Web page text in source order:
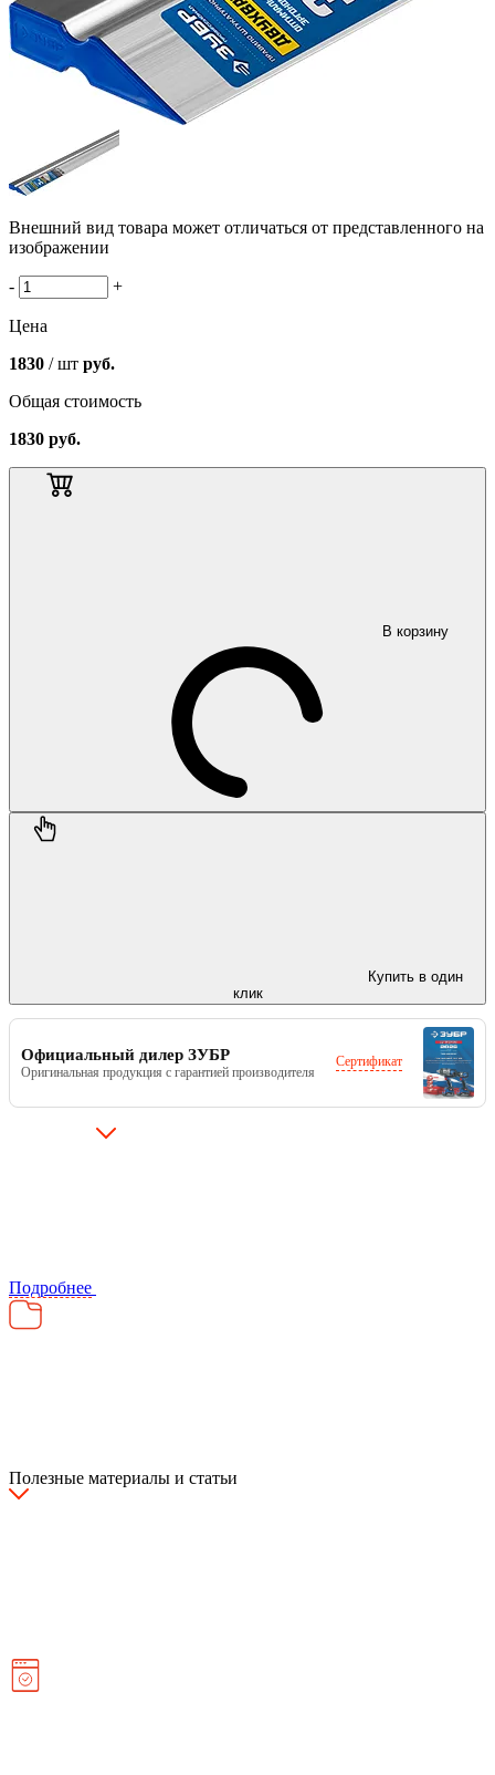
Внешний вид товара может отличаться от представленного на
изображении
- +
Цена
1830 / шт руб.
Общая стоимость
1830 руб.
В корзину
Купить в один
клик
Официальный дилер ЗУБР
Оригинальная продукция с гарантией производителя
Сертификат
Подробнее
Полезные материалы и статьи